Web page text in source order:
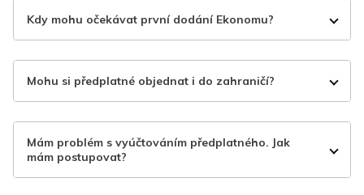
Kdy mohu očekávat první dodání Ekonomu?
Mohu si předplatné objednat i do zahraničí?
Mám problém s vyúčtováním předplatného. Jak
mám postupovat?